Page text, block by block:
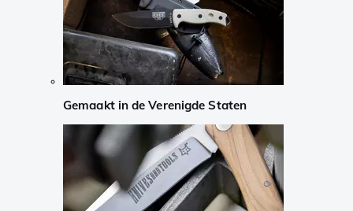
Gemaakt in de Verenigde Staten